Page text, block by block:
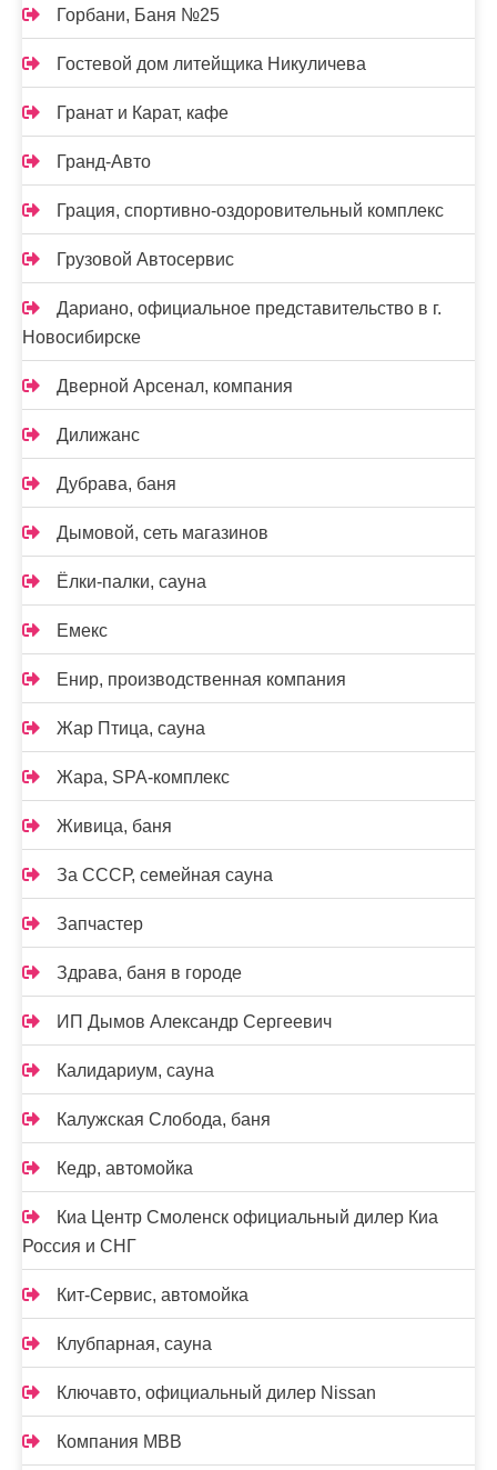
Горбани, Баня №25
Гостевой дом литейщика Никуличева
Гранат и Карат, кафе
Гранд-Авто
Грация, спортивно-оздоровительный комплекс
Грузовой Автосервис
Дариано, официальное представительство в г.
Новосибирске
Дверной Арсенал, компания
Дилижанс
Дубрава, баня
Дымовой, сеть магазинов
Ёлки-палки, сауна
Емекс
Енир, производственная компания
Жар Птица, сауна
Жара, SPA-комплекс
Живица, баня
За СССР, семейная сауна
Запчастер
Здрава, баня в городе
ИП Дымов Александр Сергеевич
Калидариум, сауна
Калужская Слобода, баня
Кедр, автомойка
Киа Центр Смоленск официальный дилер Киа
Россия и СНГ
Кит-Сервис, автомойка
Клубпарная, сауна
Ключавто, официальный дилер Nissan
Компания МВВ